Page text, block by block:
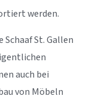
werden.
St. Gallen
auch bei
von Möbeln